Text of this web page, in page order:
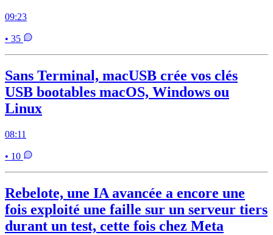
09:23
• 35
Sans Terminal, macUSB crée vos clés
USB bootables macOS, Windows ou
Linux
08:11
• 10
Rebelote, une IA avancée a encore une
fois exploité une faille sur un serveur tiers
durant un test, cette fois chez Meta